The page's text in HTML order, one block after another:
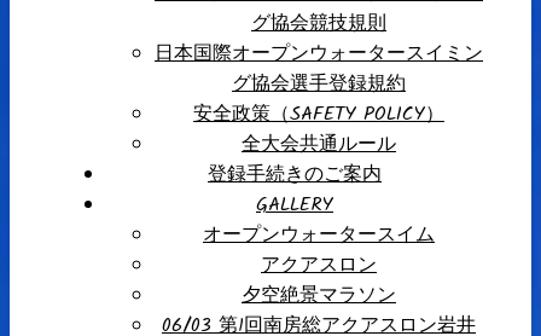
グ協会競技規則
日本国際オープンウォータースイミン
グ協会選手登録規約
安全政策（SAFETY POLICY）
全大会共通ルール
登録手続きのご案内
GALLERY
オープンウォータースイム
アクアスロン
夕空絶景マラソン
06/03 第1回南房総アクアスロン岩井